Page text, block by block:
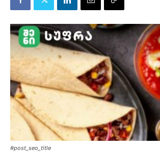
#post_seo_title